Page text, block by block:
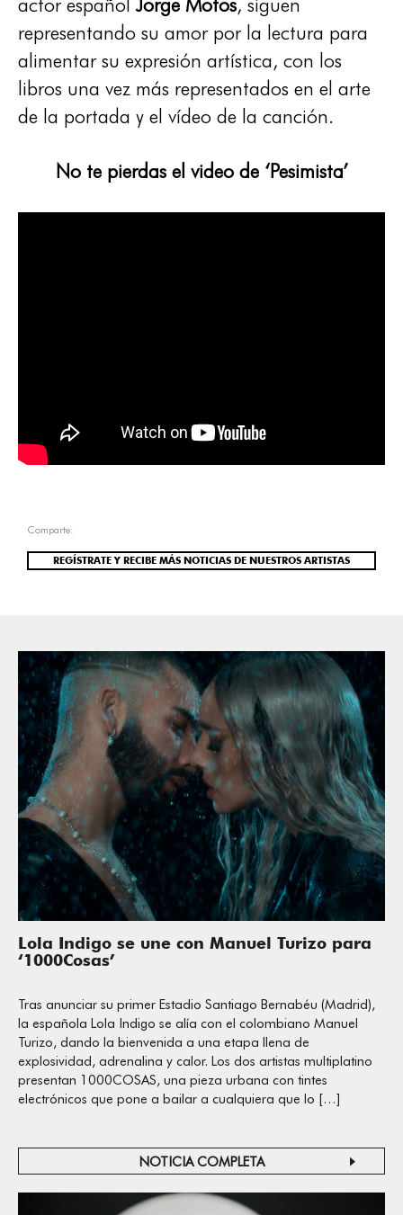
representando su amor por la lectura para
alimentar su expresión artística, con los
libros una vez más representados en el arte
de la portada y el vídeo de la canción.
No te pierdas el video de ‘Pesimista’
Comparte:
REGÍSTRATE Y RECIBE MÁS NOTICIAS DE NUESTROS ARTISTAS
Lola Indigo se une con Manuel Turizo para
‘1000Cosas’
Tras anunciar su primer Estadio Santiago Bernabéu (Madrid),
la española Lola Indigo se alía con el colombiano Manuel
Turizo, dando la bienvenida a una etapa llena de
explosividad, adrenalina y calor. Los dos artistas multiplatino
presentan 1000COSAS, una pieza urbana con tintes
electrónicos que pone a bailar a cualquiera que lo […]
NOTICIA COMPLETA